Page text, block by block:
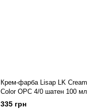
Крем-фарба Lisap LK Cream
Color OPC 4/0 шатен 100 мл
335 грн